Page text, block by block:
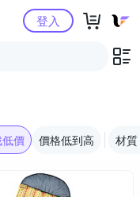
物中心登入
價 價格低到高 材質